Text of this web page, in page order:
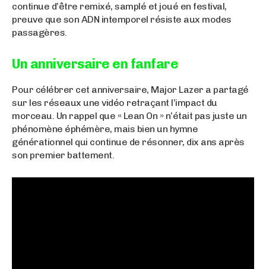
continue d’être remixé, samplé et joué en festival,
preuve que son ADN intemporel résiste aux modes
passagères.
Un anniversaire en fanfare
Pour célébrer cet anniversaire, Major Lazer a partagé
sur les réseaux une vidéo retraçant l’impact du
morceau. Un rappel que « Lean On » n’était pas juste un
phénomène éphémère, mais bien un hymne
générationnel qui continue de résonner, dix ans après
son premier battement.